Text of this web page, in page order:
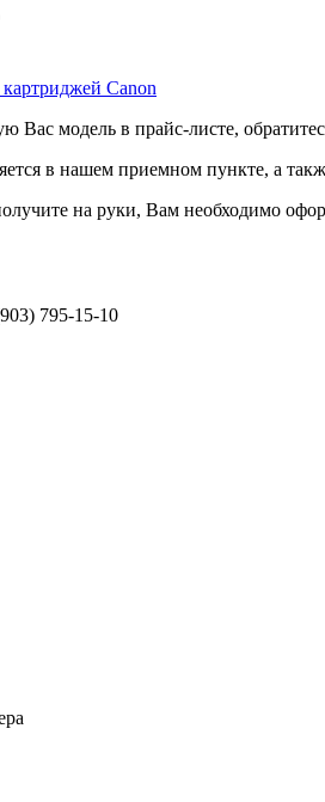
Canon
модель в прайс-листе,
в нашем приемном пункте, а
на руки, Вам необходимо
795-15-10